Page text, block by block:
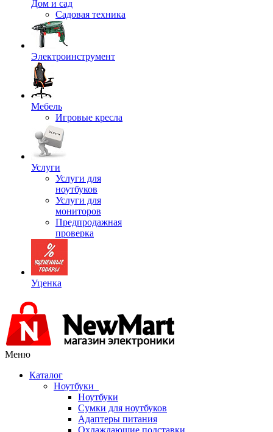
Дом и сад
Садовая техника
Электроинструмент
Мебель
Игровые кресла
Услуги
Услуги для
ноутбуков
Услуги для
мониторов
Предпродажная
проверка
Уценка
Меню
Каталог
Ноутбуки
Ноутбуки
Сумки для ноутбуков
Адаптеры питания
Охлаждающие подставки